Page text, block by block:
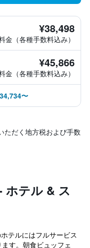
¥38,498
金（各種手数料込み）
¥45,866
金（各種手数料込み）
〜
ただく地方税および手数
ホテル & ス
テルにはフルサービス
す。朝食ビュッフェ